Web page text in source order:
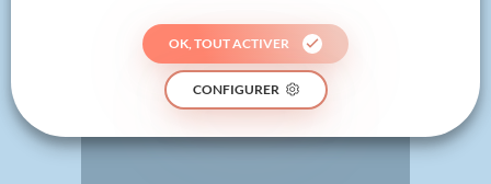
OK, TOUT ACTIVER
CONFIGURER